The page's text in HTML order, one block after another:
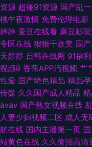
av影院 人妖乱轮谢精 92午夜
在线看 香蕉视频黄车震 超碰
色高清在线 91探花精品在线
视频在线 一区一区一去一区
站91 91大神免费网址 国产av
欧美日韩二区 91啪
资源 超碰91资源 国产乱
桃午夜激情 免费伦理电影
婷婷 爱豆在线看 麻豆影
专区在线 狠狠干欧美 国
天婷婷 日韩在线网 91福
视频8 香蕉APP污视频 艹
性爱 国产绝色精品 精品
传媒 久久国产成人精品
avav 国产熟女视频在线
人妻少妇视频二区 成人无
航在线 国内主播第一页
站黄色在线 久久偷拍高清